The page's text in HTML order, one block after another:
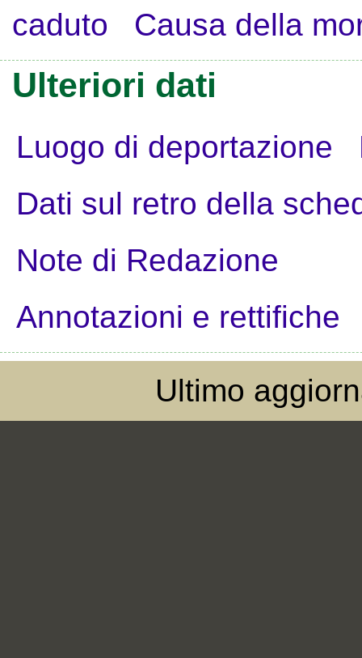
caduto
Causa della
Ulteriori dati
Luogo di deportazione
Dati sul retro della
Note di Redazione
Annotazioni e rettifiche
Ultimo